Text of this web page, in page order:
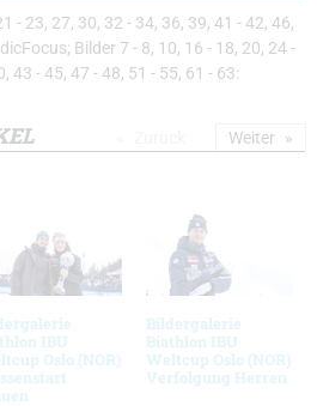
- 23, 27, 30, 32 - 34, 36, 39, 41 - 42, 46,
Bilder 7 - 8, 10, 16 - 18, 20, 24 -
43 - 45, 47 - 48, 51 - 55, 61 - 63:
IBU
Oslo (NOR)
Bildergalerie
Biathlon IBU
Weltcup Oslo (NOR)
Verfolgung Herren
Weiter